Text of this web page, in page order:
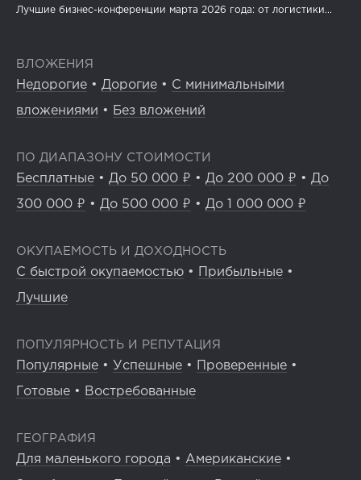
Лучшие бизнес-конференции марта 2026 года: от логистики...
ВЛОЖЕНИЯ
Недорогие • Дорогие • С минимальными
вложениями • Без вложений
ПО ДИАПАЗОНУ СТОИМОСТИ
Бесплатные • До 50 000 ₽ • До 200 000 ₽ • До
300 000 ₽ • До 500 000 ₽ • До 1 000 000 ₽
ОКУПАЕМОСТЬ И ДОХОДНОСТЬ
С быстрой окупаемостью • Прибыльные •
Лучшие
ПОПУЛЯРНОСТЬ И РЕПУТАЦИЯ
Популярные • Успешные • Проверенные •
Готовые • Востребованные
ГЕОГРАФИЯ
Для маленького города • Американские •